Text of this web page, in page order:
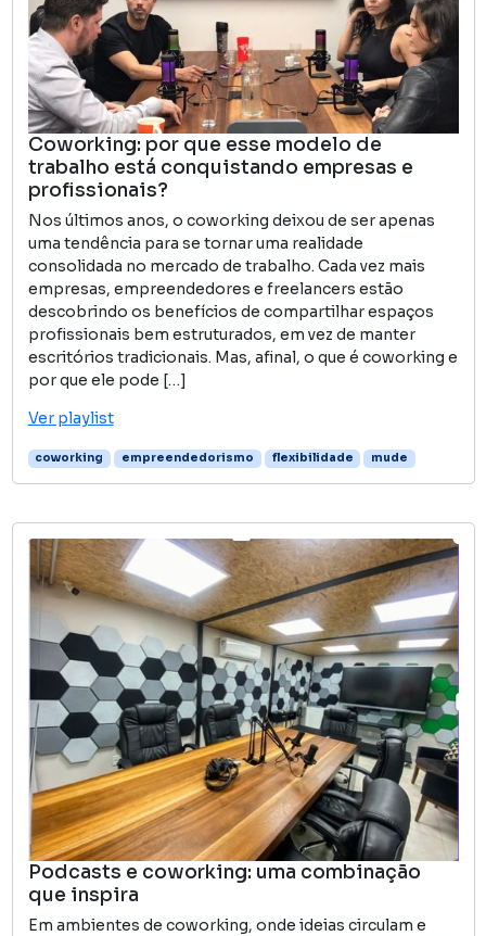
Coworking: por que esse modelo de
trabalho está conquistando empresas e
profissionais?
Nos últimos anos, o coworking deixou de ser apenas
uma tendência para se tornar uma realidade
consolidada no mercado de trabalho. Cada vez mais
empresas, empreendedores e freelancers estão
descobrindo os benefícios de compartilhar espaços
profissionais bem estruturados, em vez de manter
escritórios tradicionais. Mas, afinal, o que é coworking e
por que ele pode […]
Ver playlist
coworking empreendedorismo flexibilidade mude
Podcasts e coworking: uma combinação
que inspira
Em ambientes de coworking, onde ideias circulam e